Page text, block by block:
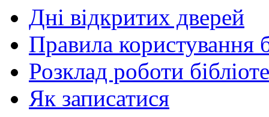
Дні відкритих дверей
Правила користування
Розклад роботи
Як записатися